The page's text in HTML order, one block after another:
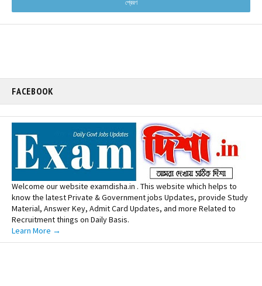
FACEBOOK
Welcome our website examdisha.in . This website which helps to
know the latest Private & Government jobs Updates, provide Study
Material, Answer Key, Admit Card Updates, and more Related to
Recruitment things on Daily Basis.
Learn More →